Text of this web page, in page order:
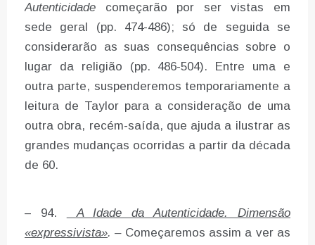
Autenticidade começarão por ser vistas em
sede geral (pp. 474-486); só de seguida se
considerarão as suas consequências sobre o
lugar da religião (pp. 486-504). Entre uma e
outra parte, suspenderemos temporariamente a
leitura de Taylor para a consideração de uma
outra obra, recém-saída, que ajuda a ilustrar as
grandes mudanças ocorridas a partir da década
de 60.
– 94.
A Idade da Autenticidade. Dimensão
«expressivista». – Começaremos assim a ver as